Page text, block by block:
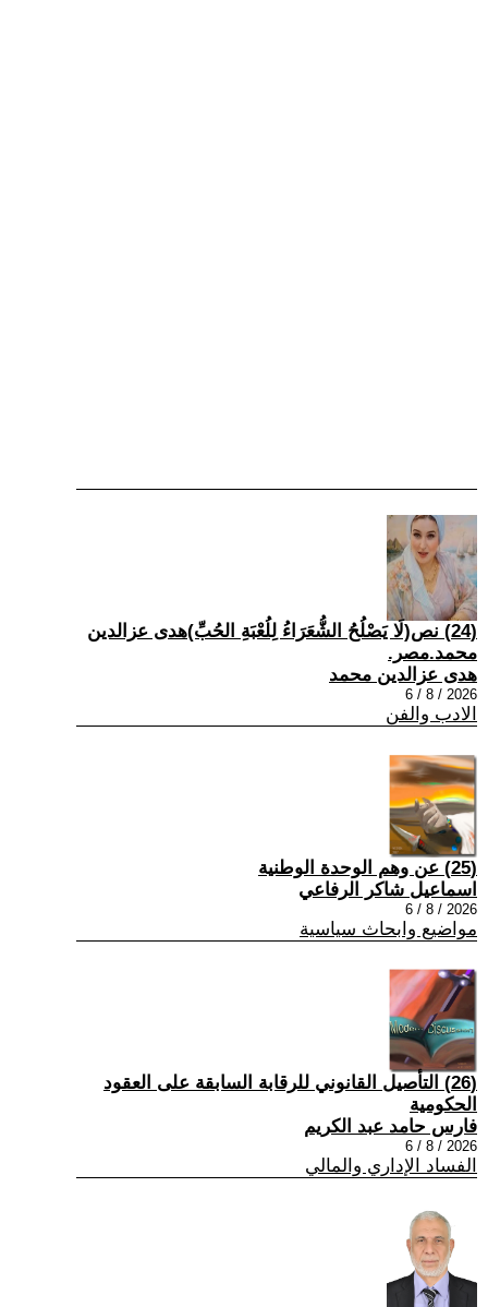
(24) نص(لَا يَصْلُحُ الشُّعَرَاءُ لِلُعْبَةِ الحُبِّ)هدى عزالدين
محمد.مصر.
هدى عزالدين محمد
2026 / 8 / 6
الادب والفن
(25) عن وهم الوحدة الوطنية
اسماعيل شاكر الرفاعي
2026 / 8 / 6
مواضيع وابحاث سياسية
(26) التأصيل القانوني للرقابة السابقة على العقود
الحكومية
فارس حامد عبد الكريم
2026 / 8 / 6
الفساد الإداري والمالي